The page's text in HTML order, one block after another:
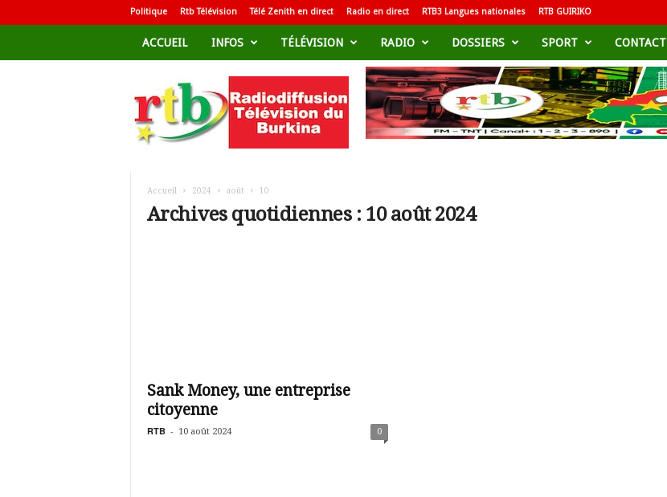
Politique Rtb Télévision Télé Zenith en direct Radio en direct RTB3 Langues nationales RTB GUIRIKO
ACCUEIL INFOS TÉLÉVISION RADIO DOSSIERS SPORT CONTACT
d
i
Accueil 2024 août 10
Archives quotidiennes : 10 août 2024
Sank Money, une entreprise
citoyenne
RTB - 10 août 2024 0